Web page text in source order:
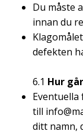
Du måste
innan du
defekten
6.1 Hur
till
ditt namn,